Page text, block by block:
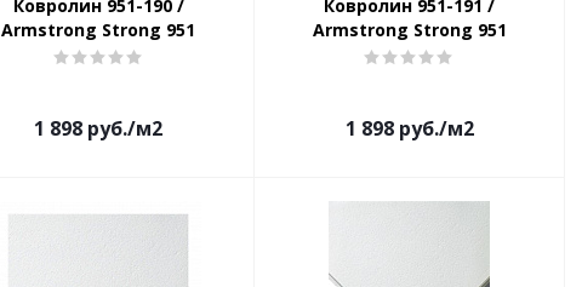
Ковролин 951-190 /
Armstrong Strong 951
1 898 руб./м2
Ковролин 951-191 /
Armstrong Strong 951
1 898руб./м2